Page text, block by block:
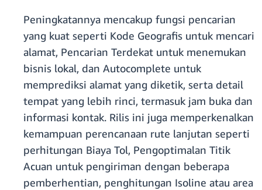
Peningkatannya mencakup fungsi pencarian
yang kuat seperti Kode Geografis untuk mencari
alamat, Pencarian Terdekat untuk menemukan
bisnis lokal, dan Autocomplete untuk
memprediksi alamat yang diketik, serta detail
tempat yang lebih rinci, termasuk jam buka dan
informasi kontak. Rilis ini juga memperkenalkan
kemampuan perencanaan rute lanjutan seperti
perhitungan Biaya Tol, Pengoptimalan Titik
Acuan untuk pengiriman dengan beberapa
pemberhentian, penghitungan Isoline atau area